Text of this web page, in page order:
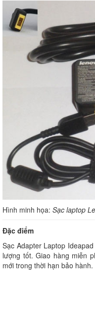
Hình minh họa: Sạc laptop
Đặc điểm
Sạc Adapter Laptop
lượng tốt. Giao hàng miễn
mới trong thời hạn bảo hành.